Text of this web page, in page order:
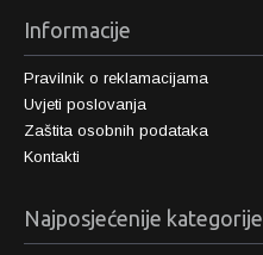
Informacije
Pravilnik o reklamacijama
Uvjeti poslovanja
Zaštita osobnih podataka
Kontakti
Najposjećenije kategorije